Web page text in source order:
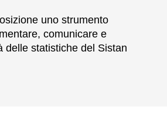
uno strumento
comunicare e
delle statistiche del Sistan